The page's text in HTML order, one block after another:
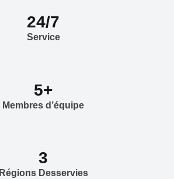
24/7
Service
5+
Membres d’équipe
3
Régions Desservies